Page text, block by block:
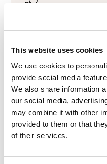
This website uses cookies
We use cookies to
provide social media
We also share information
our social media,
may combine it with other
provided to them or that
of their services.
Återhämtning
Minimal eftervård krävs
Gør din